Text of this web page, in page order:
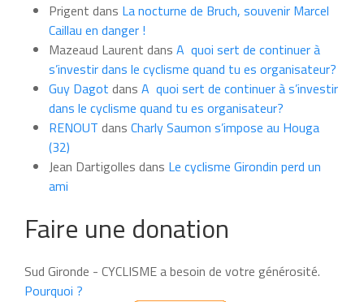
moisPrigent dans La nocturne de Bruch, souvenir Marcel
Caillau en danger !
Mazeaud Laurent dans A quoi sert de continuer à
s’investir dans le cyclisme quand tu es organisateur?
Guy Dagot dans A quoi sert de continuer à s’investir
dans le cyclisme quand tu es organisateur?
RENOUT dans Charly Saumon s’impose au Houga
(32)
Jean Dartigolles dans Le cyclisme Girondin perd un
ami
Faire une donation
Sud Gironde - CYCLISME a besoin de votre générosité.
Pourquoi ?